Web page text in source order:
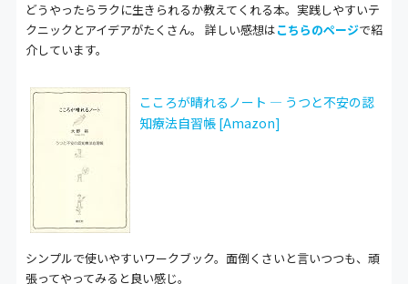
どうやったらラクに生きられるか教えてくれる本。実践しやすいテ
クニックとアイデアがたくさん。 詳しい感想はこちらのページで紹
介しています。
こころが晴れるノート ― うつと不安の認
知療法自習帳 [Amazon]
シンプルで使いやすいワークブック。面倒くさいと言いつつも、頑
張ってやってみると良い感じ。